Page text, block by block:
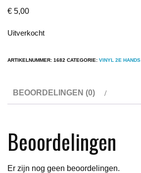
€ 5,00
Uitverkocht
ARTIKELNUMMER: 1682 CATEGORIE: VINYL 2E HANDS
BEOORDELINGEN (0)
Beoordelingen
Er zijn nog geen beoordelingen.